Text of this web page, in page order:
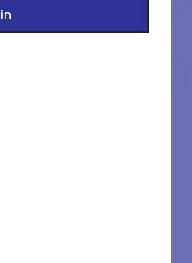
ik een reactie
to add photos to your